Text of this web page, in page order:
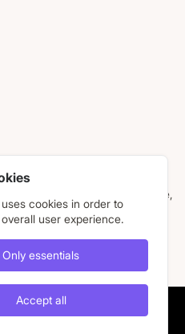
femeii moderne, active,
și calitatea pieselor
cookies in order to
user experience.
Only essentials
Accept all